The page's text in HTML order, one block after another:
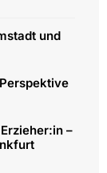
und
–